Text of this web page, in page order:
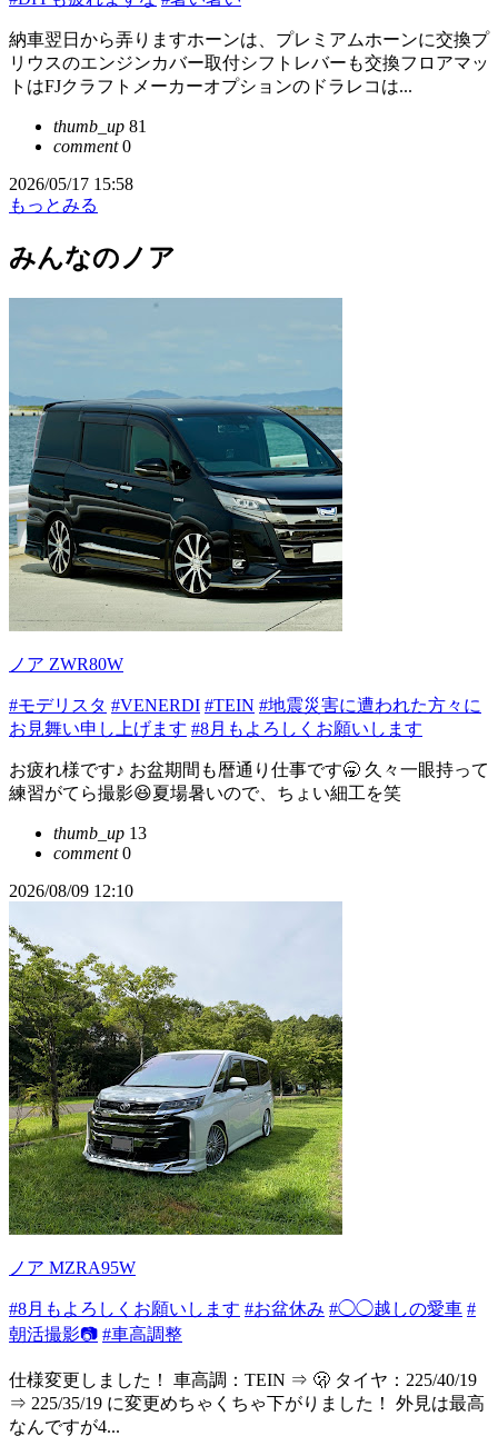
納車翌日から弄りますホーンは、プレミアムホーンに交換プ
リウスのエンジンカバー取付シフトレバーも交換フロアマッ
トはFJクラフトメーカーオプションのドラレコは...
thumb_up 81
comment0
2026/05/17 15:58
もっとみる
みんなのノア
ノア ZWR80W
#モデリスタ #VENERDI #TEIN #地震災害に遭われた方々に
お見舞い申し上げます #8月もよろしくお願いします
お疲れ様です♪ お盆期間も暦通り仕事です🥱 久々一眼持って
練習がてら撮影😆夏場暑いので、ちょい細工を笑
thumb_up 13
comment0
2026/08/09 12:10
ノア MZRA95W
#8月もよろしくお願いします #お盆休み #◯◯越しの愛車 #
朝活撮影📷 #車高調整
仕様変更しました！ 車高調：TEIN ⇒ 🫢 タイヤ：225/40/19
⇒ 225/35/19 に変更めちゃくちゃ下がりました！ 外見は最高
なんですが4...